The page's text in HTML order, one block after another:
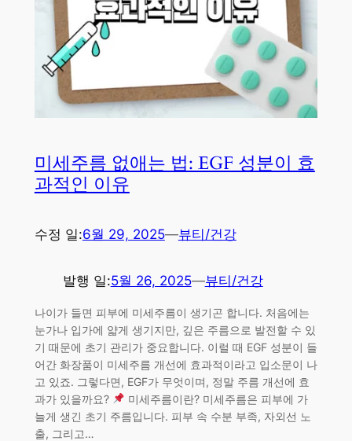
미세주름 없애는 법: EGF 성분이 효
과적인 이유
수정 일:6월 29, 2025—뷰티/건강
발행 일:5월 26, 2025—뷰티/건강
나이가 들면 피부에 미세주름이 생기곤 합니다. 처음에는
눈가나 입가에 얇게 생기지만, 깊은 주름으로 발전할 수 있
기 때문에 초기 관리가 중요합니다. 이럴 때 EGF 성분이 들
어간 화장품이 미세주름 개선에 효과적이라고 입소문이 나
고 있죠. 그렇다면, EGF가 무엇이며, 정말 주름 개선에 효
과가 있을까요?
미세주름이란? 미세주름은 피부에 가
늘게 생긴 초기 주름입니다. 피부 속 수분 부족, 자외선 노
출, 그리고…